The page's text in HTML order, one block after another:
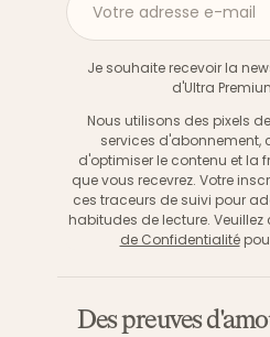
Votre adresse e-mail
Je souhaite recevoir la
d'Ultra
Nous utilisons des pixels
services d'abonnement,
d'optimiser le contenu et la
que vous recevrez. Votre
ces traceurs de suivi pour
habitudes de lecture. Veuillez
de Confidentialité
Des preuves